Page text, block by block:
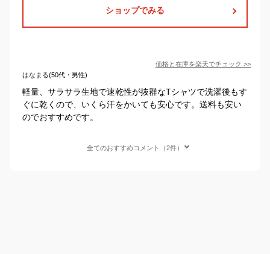
ショップでみる
価格と在庫を楽天でチェック >>
はなまる(50代・男性)
軽量、サラサラ生地で速乾性が抜群なTシャツで洗濯後もす
ぐに乾くので、いくら汗をかいても安心です。送料も安い
のでおすすめです。
全てのおすすめコメント（2件）